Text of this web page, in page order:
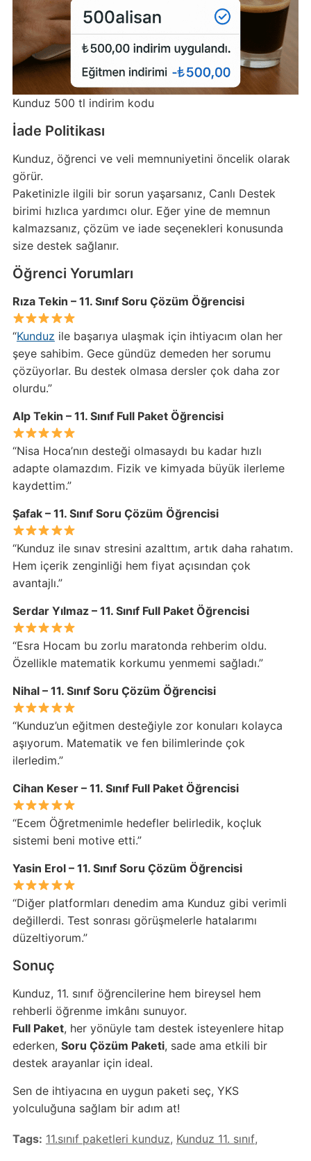
Kunduz 500 tl indirim kodu
İade Politikası
Kunduz, öğrenci ve veli memnuniyetini öncelik olarak
görür.
Paketinizle ilgili bir sorun yaşarsanız, Canlı Destek
birimi hızlıca yardımcı olur. Eğer yine de memnun
kalmazsanız, çözüm ve iade seçenekleri konusunda
size destek sağlanır.
Öğrenci Yorumları
Rıza Tekin – 11. Sınıf Soru Çözüm Öğrencisi
“Kunduz ile başarıya ulaşmak için ihtiyacım olan her
şeye sahibim. Gece gündüz demeden her sorumu
çözüyorlar. Bu destek olmasa dersler çok daha zor
olurdu.”
Alp Tekin – 11. Sınıf Full Paket Öğrencisi
“Nisa Hoca’nın desteği olmasaydı bu kadar hızlı
adapte olamazdım. Fizik ve kimyada büyük ilerleme
kaydettim.”
Şafak – 11. Sınıf Soru Çözüm Öğrencisi
“Kunduz ile sınav stresini azalttım, artık daha rahatım.
Hem içerik zenginliği hem fiyat açısından çok
avantajlı.”
Serdar Yılmaz – 11. Sınıf Full Paket Öğrencisi
“Esra Hocam bu zorlu maratonda rehberim oldu.
Özellikle matematik korkumu yenmemi sağladı.”
Nihal – 11. Sınıf Soru Çözüm Öğrencisi
“Kunduz’un eğitmen desteğiyle zor konuları kolayca
aşıyorum. Matematik ve fen bilimlerinde çok
ilerledim.”
Cihan Keser – 11. Sınıf Full Paket Öğrencisi
“Ecem Öğretmenimle hedefler belirledik, koçluk
sistemi beni motive etti.”
Yasin Erol – 11. Sınıf Soru Çözüm Öğrencisi
“Diğer platformları denedim ama Kunduz gibi verimli
değillerdi. Test sonrası görüşmelerle hatalarımı
düzeltiyorum.”
Sonuç
Kunduz, 11. sınıf öğrencilerine hem bireysel hem
rehberli öğrenme imkânı sunuyor.
Full Paket, her yönüyle tam destek isteyenlere hitap
ederken, Soru Çözüm Paketi, sade ama etkili bir
destek arayanlar için ideal.
Sen de ihtiyacına en uygun paketi seç, YKS
yolculuğuna sağlam bir adım at!
Tags: 11.sınıf paketleri kunduz, Kunduz 11. sınıf,